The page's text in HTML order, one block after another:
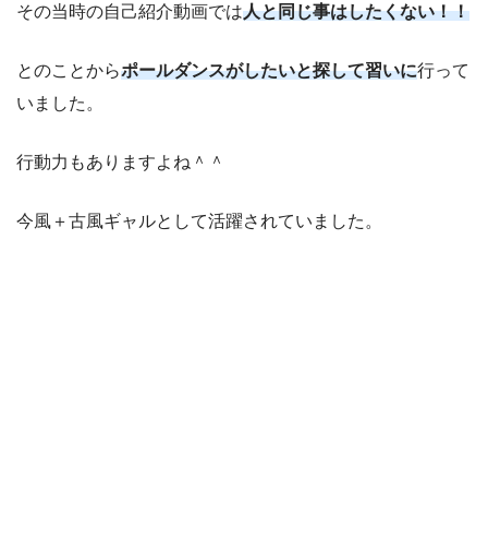
その当時の自己紹介動画では人と同じ事はしたくない！！
とのことからポールダンスがしたいと探して習いに行って
いました。
行動力もありますよね＾＾
今風＋古風ギャルとして活躍されていました。